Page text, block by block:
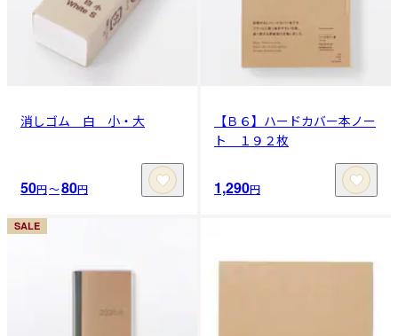
消しゴム 白 小・大
50円〜80円
【Ｂ６】ハードカバー本ノー
ト １９２枚
1,290円
SALE